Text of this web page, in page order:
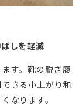
しを軽減
す。靴の脱ぎ履
きる小上がり和
なります。